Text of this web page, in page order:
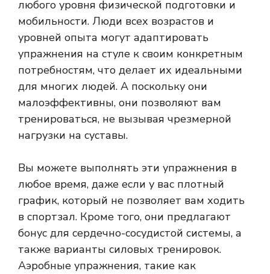
любого уровня физической подготовки и
мобильности. Люди всех возрастов и
уровней опыта могут адаптировать
упражнения на стуле к своим конкретным
потребностям, что делает их идеальными
для многих людей. А поскольку они
малоэффективны, они позволяют вам
тренироваться, не вызывая чрезмерной
нагрузки на суставы.
Вы можете выполнять эти упражнения в
любое время, даже если у вас плотный
график, который не позволяет вам ходить
в спортзал. Кроме того, они предлагают
бонус для сердечно-сосудистой системы, а
также варианты силовых тренировок.
Аэробные упражнения, такие как